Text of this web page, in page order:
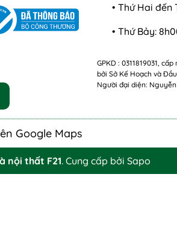
• Thứ Hai đến
• Thứ Bảy:
GPKD : 0311819031,
bởi Sở Kế Hoạch và
Người đại diện:
Google Maps
nội thất F21. Cung cấp bởi Sapo